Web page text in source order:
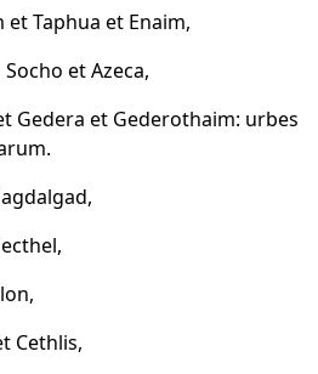
Taphua et Enaim,
et Azeca,
Gedera et Gederothaim: urbes
Cethlis,